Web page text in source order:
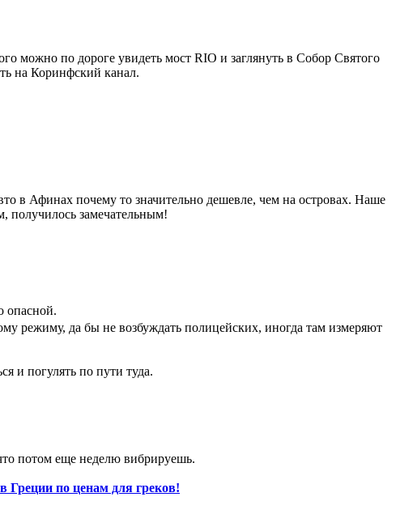
можно по дороге увидеть мост RIO и заглянуть в Собор Святого
на Коринфский канал.
в Афинах почему то значительно дешевле, чем на островах. Наше
получилось замечательным!
опасной.
режиму, да бы не возбуждать полицейских, иногда там измеряют
и погулять по пути туда.
потом еще неделю вибрируешь.
Греции по ценам для греков!